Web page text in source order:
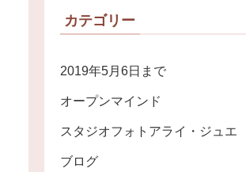
カテゴリー
2019年5月6日まで
オープンマインド
スタジオフォトアライ・ジュエ
ブログ